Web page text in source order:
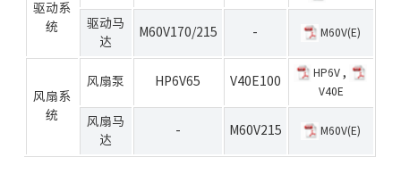
驱动系
统
驱动马
达
M60V170/215 - M60V(E)
风扇系
统
风扇泵 HP6V65 V40E100
HP6V,
V40E
风扇马
达
- M60V215 M60V(E)